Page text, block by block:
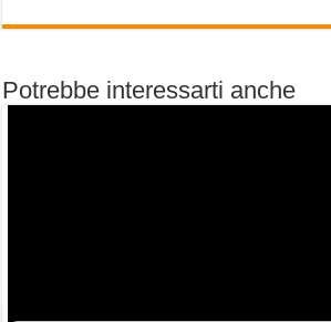
Potrebbe interessarti anche